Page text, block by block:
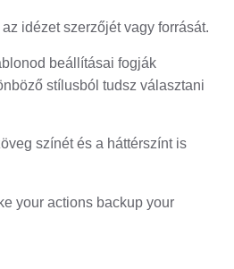
idézet szerzőjét vagy forrását.
beállításai fogják
stílusból tudsz választani
színét és a háttérszínt is
your actions backup your